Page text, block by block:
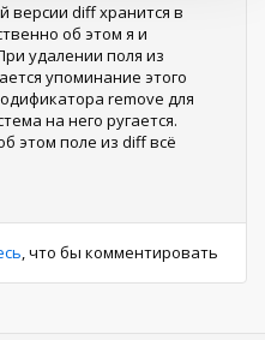
версии diff хранится в
об этом я и
удалении поля из
упоминание этого
remove для
на него ругается.
этом поле из diff всё
, что бы комментировать